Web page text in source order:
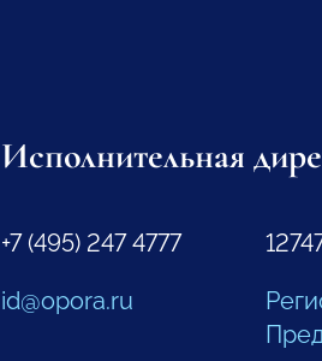
Исполнительная
+7 (495) 247 4777
id@opora.ru